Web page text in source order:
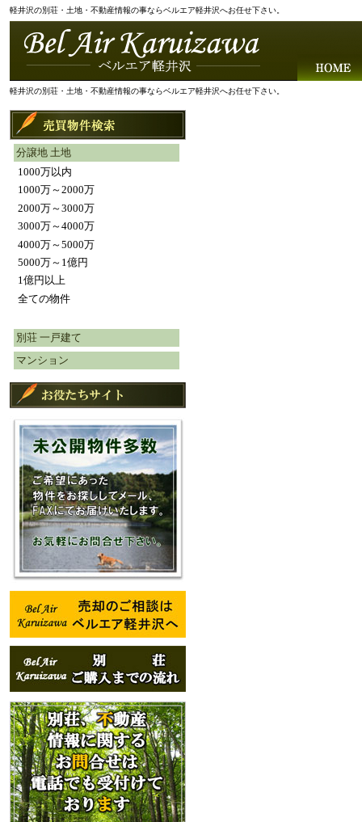
軽井沢の別荘・土地・不動産情報の事ならベルエア軽井沢へお任せ下さい。
軽井沢の別荘・土地・不動産情報の事ならベルエア軽井沢へお任せ下さい。
分譲地 土地
1000万以内
1000万～2000万
2000万～3000万
3000万～4000万
4000万～5000万
5000万～1億円
1億円以上
全ての物件
別荘 一戸建て
マンション